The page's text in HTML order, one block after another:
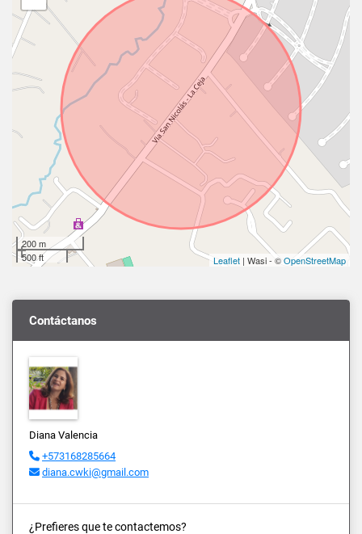
200 m
500 ft
Leaflet | Wasi - ©OpenStreetMap
Contáctanos
Diana Valencia
+573168285664
diana.cwki@gmail.com
¿Prefieres que te contactemos?